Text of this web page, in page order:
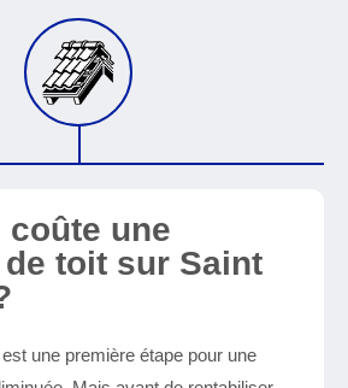
coûte une
toit sur Saint
une première étape pour une